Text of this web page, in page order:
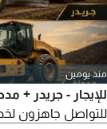
منذ يومين
للإيجار - جريدر +
للتواصل جاهزون